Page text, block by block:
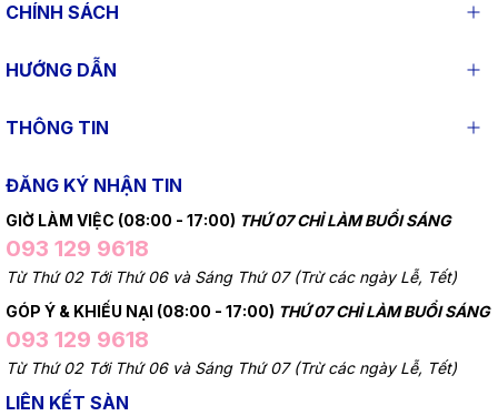
CHÍNH SÁCH
HƯỚNG DẪN
THÔNG TIN
ĐĂNG KÝ NHẬN TIN
GIỜ LÀM VIỆC (08:00 - 17:00) THỨ 07 CHỈ LÀM BUỔI SÁNG
093 129 9618
Từ Thứ 02 Tới Thứ 06 và Sáng Thứ 07 (Trừ các ngày Lễ, Tết)
GÓP Ý & KHIẾU NẠI (08:00 - 17:00) THỨ 07 CHỈ LÀM BUỔI SÁNG
093 129 9618
Từ Thứ 02 Tới Thứ 06 và Sáng Thứ 07 (Trừ các ngày Lễ, Tết)
LIÊN KẾT SÀN